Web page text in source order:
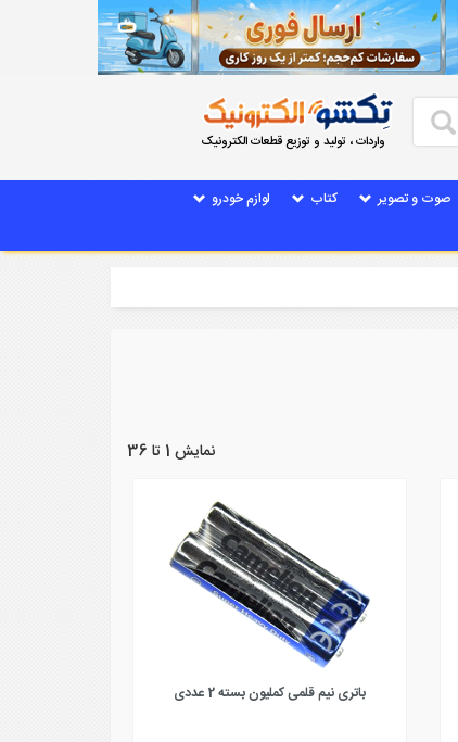
واردات ، تولید و توزیع قطعات الکترونیک
صوت و تصویر کتاب
لوازم خودرو
نمایش 1 تا 36
باتری نیم قلمی کملیون بسته 2 عددی